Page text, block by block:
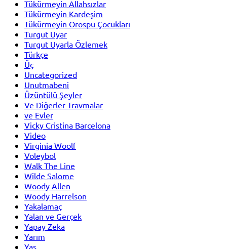
Tükürmeyin Allahsızlar
Tükürmeyin Kardeşim
Tükürmeyin Orospu Çocukları
Turgut Uyar
Turgut Uyarla Özlemek
Türkçe
Üç
Uncategorized
Unutmabeni
Üzüntülü Şeyler
Ve Diğerler Travmalar
ve Evler
Vicky Cristina Barcelona
Video
Virginia Woolf
Voleybol
Walk The Line
Wilde Salome
Woody Allen
Woody Harrelson
Yakalamaç
Yalan ve Gerçek
Yapay Zeka
Yarım
Yas